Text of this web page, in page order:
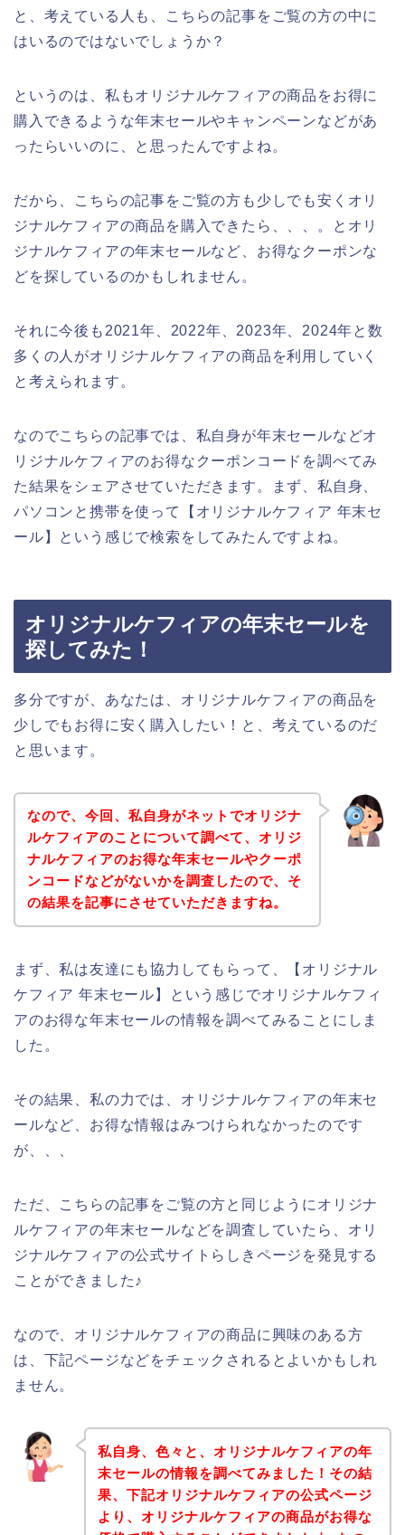
と、考えている人も、こちらの記事をご覧の方の中に
はいるのではないでしょうか？
というのは、私もオリジナルケフィアの商品をお得に
購入できるような年末セールやキャンペーンなどがあ
ったらいいのに、と思ったんですよね。
だから、こちらの記事をご覧の方も少しでも安くオリ
ジナルケフィアの商品を購入できたら、、、。とオリ
ジナルケフィアの年末セールなど、お得なクーポンな
どを探しているのかもしれません。
それに今後も2021年、2022年、2023年、2024年と数
多くの人がオリジナルケフィアの商品を利用していく
と考えられます。
なのでこちらの記事では、私自身が年末セールなどオ
リジナルケフィアのお得なクーポンコードを調べてみ
た結果をシェアさせていただきます。まず、私自身、
パソコンと携帯を使って【オリジナルケフィア 年末セ
ール】という感じで検索をしてみたんですよね。
オリジナルケフィアの年末セールを
探してみた！
多分ですが、あなたは、オリジナルケフィアの商品を
少しでもお得に安く購入したい！と、考えているのだ
と思います。
なので、今回、私自身がネットでオリジナ
ルケフィアのことについて調べて、オリジ
ナルケフィアのお得な年末セールやクーポ
ンコードなどがないかを調査したので、そ
の結果を記事にさせていただきますね。
まず、私は友達にも協力してもらって、【オリジナル
ケフィア 年末セール】という感じでオリジナルケフィ
アのお得な年末セールの情報を調べてみることにしま
した。
その結果、私の力では、オリジナルケフィアの年末セ
ールなど、お得な情報はみつけられなかったのです
が、、、
ただ、こちらの記事をご覧の方と同じようにオリジナ
ルケフィアの年末セールなどを調査していたら、オリ
ジナルケフィアの公式サイトらしきページを発見する
ことができました♪
なので、オリジナルケフィアの商品に興味のある方
は、下記ページなどをチェックされるとよいかもしれ
ません。
私自身、色々と、オリジナルケフィアの年
末セールの情報を調べてみました！その結
果、下記オリジナルケフィアの公式ページ
より、オリジナルケフィアの商品がお得な